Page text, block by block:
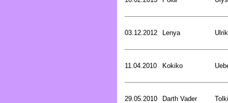
03.12.2012 Lenya
11.04.2010 Kokiko
29.05.2010 Darth Vader